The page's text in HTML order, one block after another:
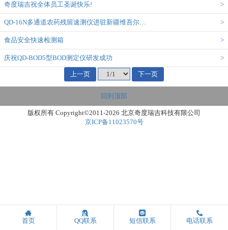
奇度瑞吉祝全体员工圣诞快乐! >
QD-16N多通道农药残留速测仪进驻新疆维吾尔… >
食品安全快速检测箱 >
庆祝QD-BOD5型BOD测定仪研发成功 >
上一页 下一页
回到顶部
版权所有 Copyright©2011-2026 北京奇度瑞吉科技有限公司
京ICP备11023570号
首页 QQ联系 短信联系 电话联系